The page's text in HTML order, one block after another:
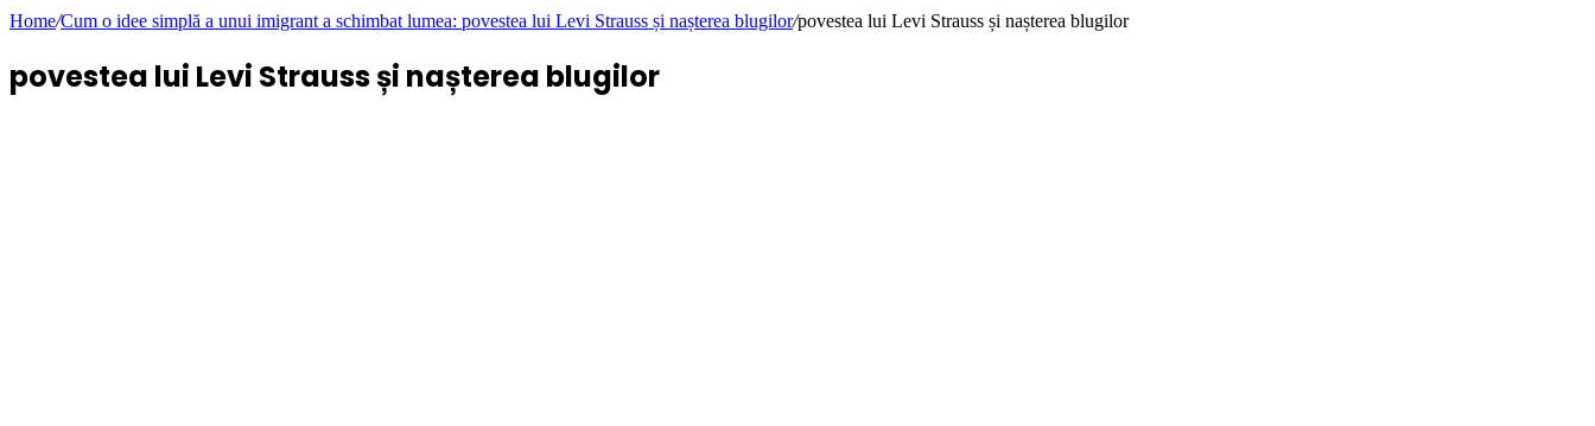
Home/Cum o idee simplă a unui imigrant a schimbat lumea: povestea lui Levi Strauss și nașterea blugilor/povestea lui Levi Strauss și nașterea blugilor
povestea lui Levi Strauss și nașterea blugilor